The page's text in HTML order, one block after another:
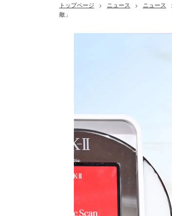
トップページ > ニュース > ニュース
敵」